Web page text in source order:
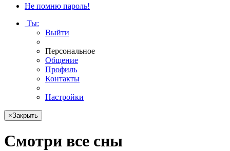
Не помню пароль!
Ты:
Выйти
Персональное
Общение
Профиль
Контакты
Настройки
×Закрыть
Смотри все сны